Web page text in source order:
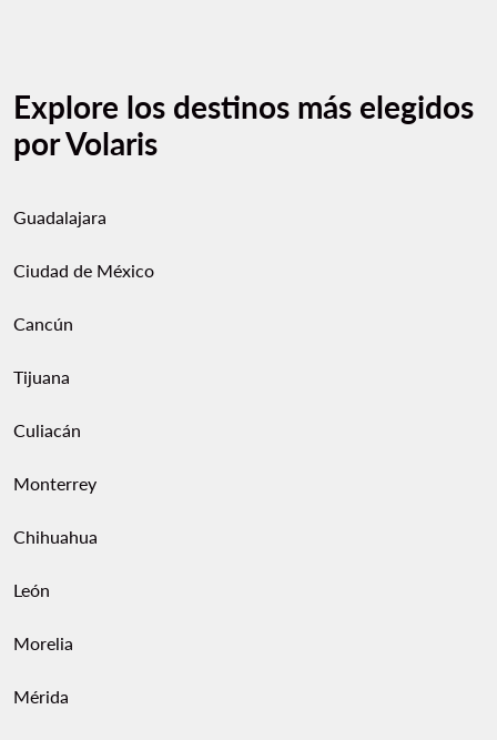
Explore los destinos más elegidos
por Volaris
Guadalajara
Ciudad de México
Cancún
Tijuana
Culiacán
Monterrey
Chihuahua
León
Morelia
Mérida